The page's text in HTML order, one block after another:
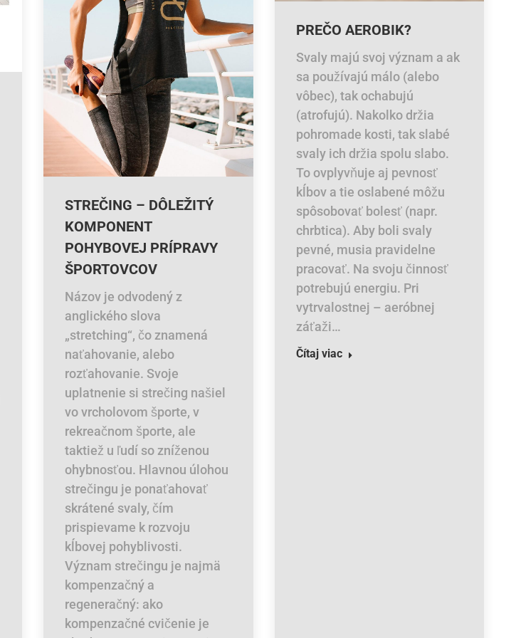
STREČING – DÔLEŽITÝ
KOMPONENT
POHYBOVEJ PRÍPRAVY
ŠPORTOVCOV
Názov je odvodený z
anglického slova
„stretching“, čo znamená
naťahovanie, alebo
rozťahovanie. Svoje
uplatnenie si strečing našiel
vo vrcholovom športe, v
rekreačnom športe, ale
taktiež u ľudí so zníženou
ohybnosťou. Hlavnou úlohou
strečingu je ponaťahovať
skrátené svaly, čím
prispievame k rozvoju
kĺbovej pohyblivosti.
Význam strečingu je najmä
kompenzačný a
regeneračný: ako
kompenzačné cvičenie je
PREČO AEROBIK?
Svaly majú svoj význam a ak
sa používajú málo (alebo
vôbec), tak ochabujú
(atrofujú). Nakolko držia
pohromade kosti, tak slabé
svaly ich držia spolu slabo.
To ovplyvňuje aj pevnosť
kĺbov a tie oslabené môžu
spôsobovať bolesť (napr.
chrbtica). Aby boli svaly
pevné, musia pravidelne
pracovať. Na svoju činnosť
potrebujú energiu. Pri
vytrvalostnej – aeróbnej
záťaži…
Čítaj viac